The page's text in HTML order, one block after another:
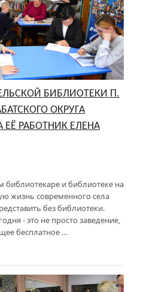
БИБЛИОТЕКИ П.
ОКРУГА
ЕЁ РАБОТНИК ЕЛЕНА
библиотекаре и библиотеке на
жизнь современного села
без библиотеки.
- это не просто заведение,
бесплатное …